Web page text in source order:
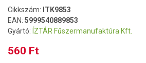
Cikkszám: ITK9853
EAN: 5999540889853
Gyártó: ÍZTÁR Fűszermanufaktúra Kft.
560 Ft